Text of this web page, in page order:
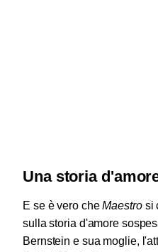
Una storia
E se è vero cheMaestrosi
sulla storia d'amore
Bernstein e sua moglie,